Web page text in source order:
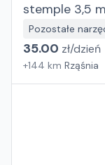
stemple 3,5 m
Pozostałe
35.00 zł/dzień
+144 km Rząśnia